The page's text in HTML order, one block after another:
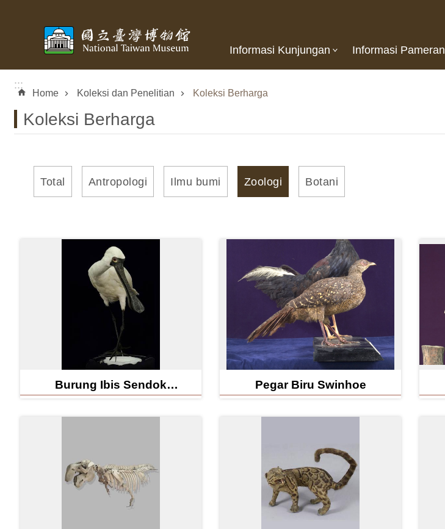
Informasi Kunjungan Informasi Pameran
:::
Home Koleksi dan Penelitian Koleksi Berharga
Koleksi Berharga
Total Antropologi Ilmu bumi Zoologi Botani
Burung Ibis Sendok
Pegar Biru Swinhoe